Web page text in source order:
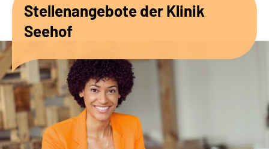
Unsere Angebote
Karriere
Sozialdienste & Zuweisende
Suche
Stellenangebote der Klinik
Seehof